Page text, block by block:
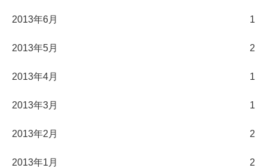
2013年6月 1
2013年5月 2
2013年4月 1
2013年3月 1
2013年2月 2
2013年1月 2